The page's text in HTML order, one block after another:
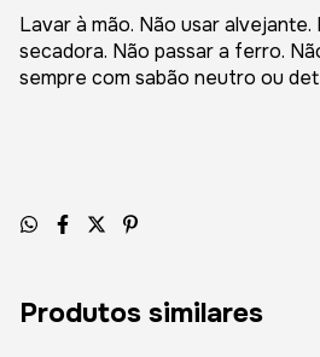
Lavar à mão. Não usar alvejante.
secadora. Não passar a ferro.
sempre com sabão neutro ou
Produtos similares